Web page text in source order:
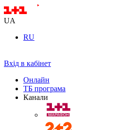
UA
RU
Вхід в кабінет
Онлайн
ТБ програма
Канали